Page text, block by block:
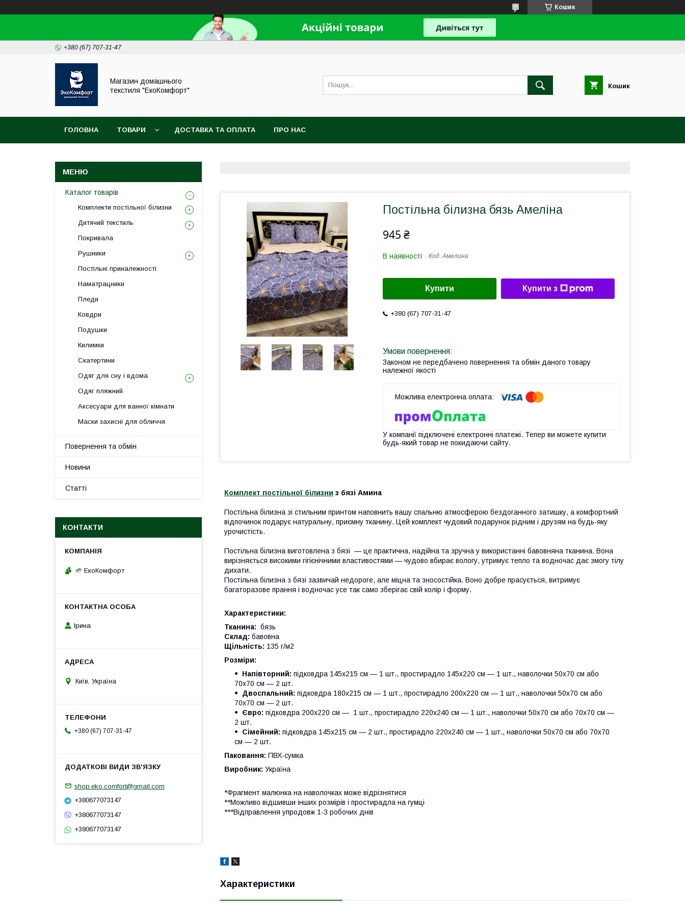
Кошик
+380 (67) 707-31-47
Магазин домашнього
текстиля "ЕкоКомфорт"
Кошик
ГОЛОВНА ТОВАРИ ДОСТАВКА ТА ОПЛАТА ПРО НАС
Постільна білизна бязь Амеліна
945 ₴
В наявності Код:Амелина
Купити Купити з
+380 (67) 707-31-47
Законом не передбачено повернення та обмін даного товару
належної якості
У компанії підключені електронні платежі. Тепер ви можете купити
будь-який товар не покидаючи сайту.
Комплект постільної білизни з бязі Амина
Постільна білизна зі стильним принтом наповнить вашу спальню атмосферою бездоганного затишку, а комфортний
відпочинок подарує натуральну, приємну тканину. Цей комплект чудовий подарунок рідним і друзям на будь-яку
урочистість.
Постільна білизна виготовлена з бязі — це практична, надійна та зручна у використанні бавовняна тканина. Вона
вирізняється високими гігієнічними властивостями — чудово вбирає вологу, утримує тепло та водночас дає змогу тілу
дихати.
Постільна білизна з бязі зазвичай недороге, але міцна та зносостійка. Воно добре прасується, витримує
багаторазове прання і водночас усе так само зберігає свій колір і форму.
Характеристики:
Тканина: бязь
Склад: бавовна
Щільність: 135 г/м2
Розміри:
Напівторний: підковдра 145х215 см — 1 шт., простирадло 145х220 см — 1 шт., наволочки 50х70 см або
70х70 см — 2 шт.
Двоспальний: підковдра 180х215 см — 1 шт., простирадло 200х220 см — 1 шт., наволочки 50х70 см або
70х70 см — 2 шт.
Євро: підковдра 200х220 см — 1 шт., простирадло 220х240 см — 1 шт., наволочки 50х70 см або 70х70 см —
2 шт.
Сімейний: підковдра 145х215 см — 2 шт., простирадло 220х240 см — 1 шт., наволочки 50х70 см або 70х70
см — 2 шт.
Паковання: ПВХ-сумка
Виробник: Україна
*Фрагмент малюнка на наволочках може відрізнятися
**Можливо відшивши інших розмірів і простирадла на гумці
***Відправлення упродовж 1-3 робочих днів
Характеристики
Каталог товарів
Комплекти постільної білизни
Дитячий текстиль
Покривала
Рушники
Постільні приналежності
Наматрацники
Пледи
Ковдри
Подушки
Килимки
Скатертини
Одяг для сну і вдома
Одяг пляжний
Аксесуари для ванної кімнати
Маски захисні для обличчя
Повернення та обмін
Новини
Статті
КОНТАКТИ
🌱 ЕкоКомфорт
Ірина
Київ, Україна
+380 (67) 707-31-47
shop.eko.comfort@gmail.com
+380677073147
+380677073147
+380677073147